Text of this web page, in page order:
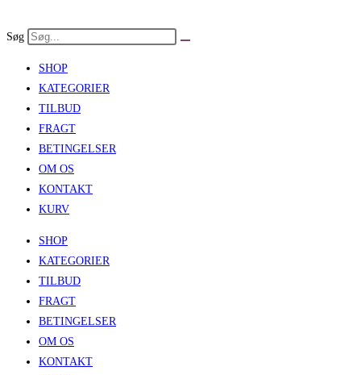
to
Søg
SHOP
KATEGORIER
TILBUD
FRAGT
BETINGELSER
OM OS
KONTAKT
KURV
SHOP
KATEGORIER
TILBUD
FRAGT
BETINGELSER
OM OS
KONTAKT